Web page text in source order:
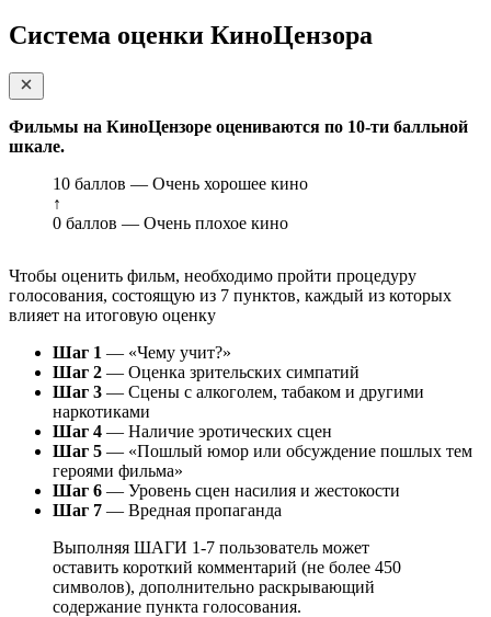
Система оценки КиноЦензора
Фильмы на КиноЦензоре оцениваются по 10-ти балльной
шкале.
10 баллов — Очень хорошее кино
↑
0 баллов — Очень плохое кино
Чтобы оценить фильм, необходимо пройти процедуру
голосования, состоящую из 7 пунктов, каждый из которых
влияет на итоговую оценку
Шаг 1 — «Чему учит?»
Шаг 2 — Оценка зрительских симпатий
Шаг 3 — Сцены с алкоголем, табаком и другими
наркотиками
Шаг 4 — Наличие эротических сцен
Шаг 5 — «Пошлый юмор или обсуждение пошлых тем
героями фильма»
Шаг 6 — Уровень сцен насилия и жестокости
Шаг 7 — Вредная пропаганда
Выполняя ШАГИ 1-7 пользователь может
оставить короткий комментарий (не более 450
символов), дополнительно раскрывающий
содержание пункта голосования.